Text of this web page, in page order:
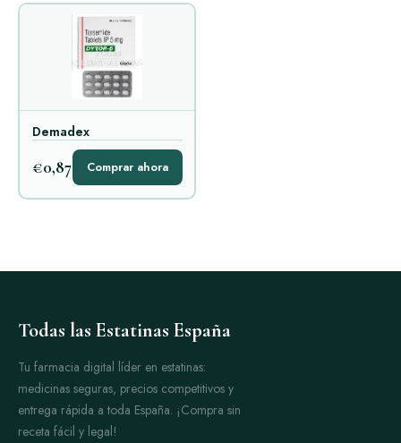
Demadex
€0,87 Comprar ahora
Todas las Estatinas España
Tu farmacia digital líder en estatinas:
medicinas seguras, precios competitivos y
entrega rápida a toda España. ¡Compra sin
receta fácil y legal!